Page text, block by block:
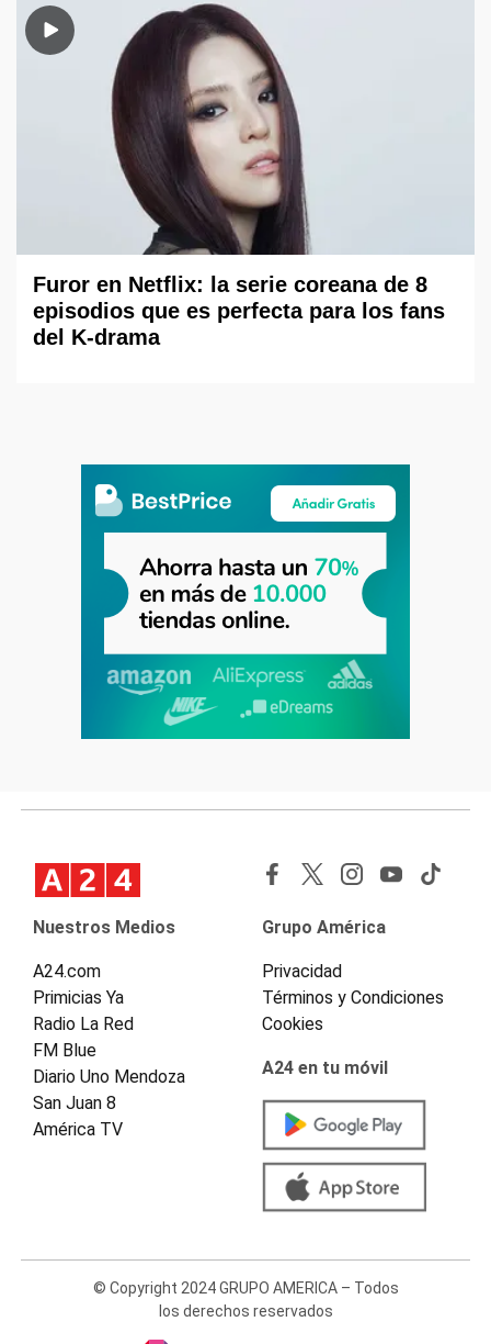
Furor en Netflix: la serie coreana de 8
episodios que es perfecta para los fans
del K-drama
Nuestros Medios
A24.com
Primicias Ya
Radio La Red
FM Blue
Diario Uno Mendoza
San Juan 8
América TV
Grupo América
Privacidad
Términos y Condiciones
Cookies
A24 en tu móvil
© Copyright 2024 GRUPO AMERICA – Todos
los derechos reservados